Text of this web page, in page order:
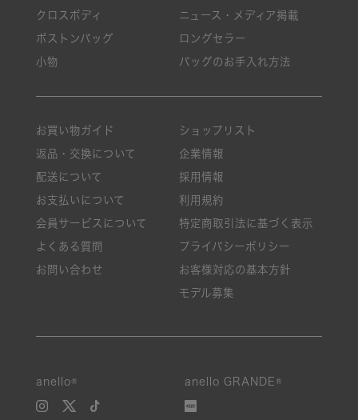
クロスボディ
ボストンバッグ
小物
ニュース・メディア掲載
ロングセラー
バッグのお手入れ方法
お買い物ガイド
返品・交換について
配送について
お支払いについて
会員サービスについて
よくある質問
お問い合わせ
ショップリスト
企業情報
採用情報
利用規約
特定商取引法に基づく表示
プライバシーポリシー
お客様対応の基本方針
モデル募集
anello® anello GRANDE®